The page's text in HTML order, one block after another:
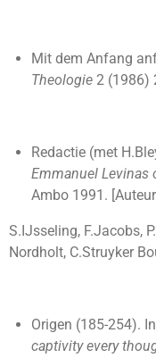
Mit dem Anfang
Theologie 2 (1986)
Redactie (met
Emmanuel Levinas
Ambo 1991.
S.IJsseling, F.Jacobs,
Nordholt, C.Struyker
Origen (185-254).
captivity every